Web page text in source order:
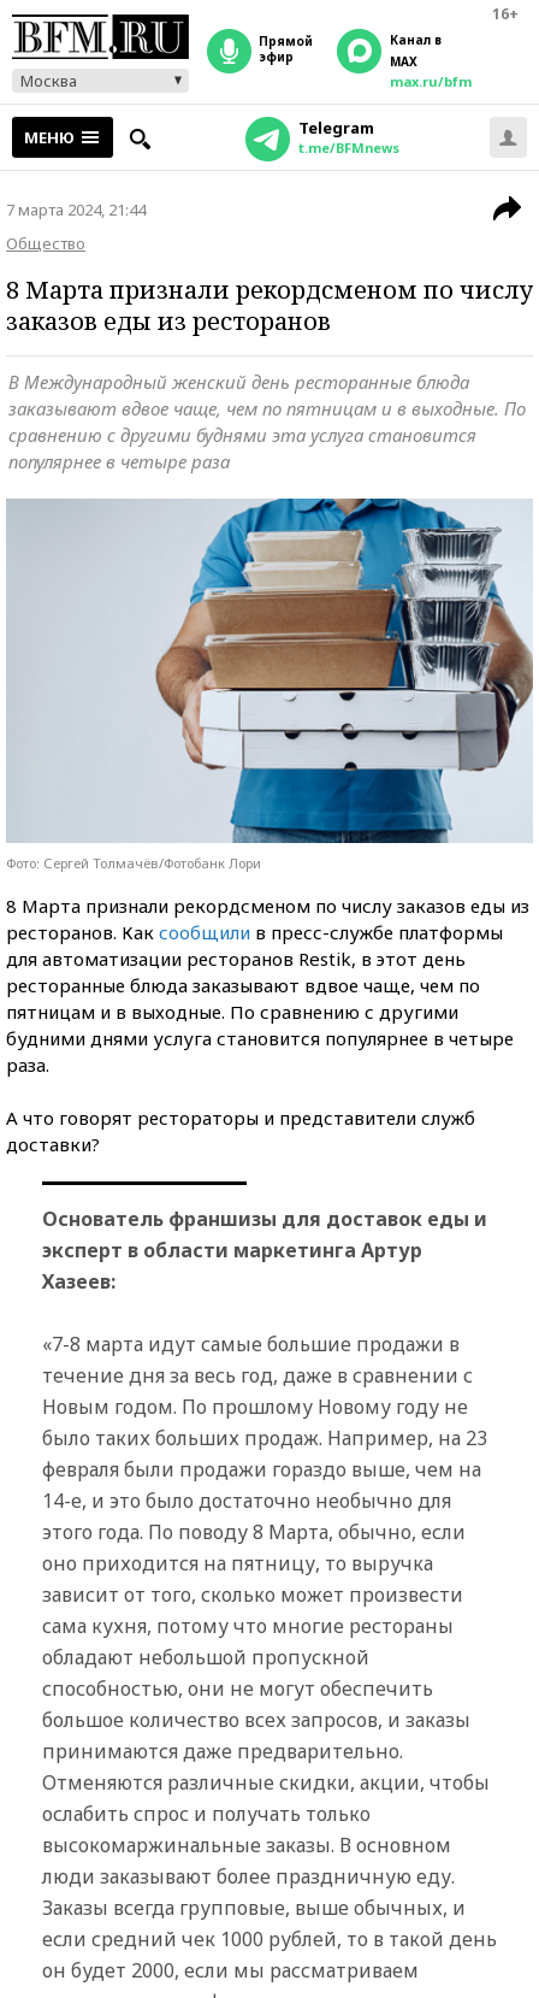
16+
Москва
прямой
эфир
Канал в
MAX
max.ru/bfm
МЕНЮ Telegram
t.me/BFMnews
7 марта 2024, 21:44
Общество
8 Марта признали рекордсменом по числу
заказов еды из ресторанов
В Международный женский день ресторанные блюда
заказывают вдвое чаще, чем по пятницам и в выходные. По
сравнению с другими буднями эта услуга становится
популярнее в четыре раза
Фото: Сергей Толмачёв/Фотобанк Лори
8 Марта признали рекордсменом по числу заказов еды из
ресторанов. Как сообщили в пресс-службе платформы
для автоматизации ресторанов Restik, в этот день
ресторанные блюда заказывают вдвое чаще, чем по
пятницам и в выходные. По сравнению с другими
будними днями услуга становится популярнее в четыре
раза.
А что говорят рестораторы и представители служб
доставки?
Основатель франшизы для доставок еды и
эксперт в области маркетинга Артур
Хазеев:
«7-8 марта идут самые большие продажи в
течение дня за весь год, даже в сравнении с
Новым годом. По прошлому Новому году не
было таких больших продаж. Например, на 23
февраля были продажи гораздо выше, чем на
14-е, и это было достаточно необычно для
этого года. По поводу 8 Марта, обычно, если
оно приходится на пятницу, то выручка
зависит от того, сколько может произвести
сама кухня, потому что многие рестораны
обладают небольшой пропускной
способностью, они не могут обеспечить
большое количество всех запросов, и заказы
принимаются даже предварительно.
Отменяются различные скидки, акции, чтобы
ослабить спрос и получать только
высокомаржинальные заказы. В основном
люди заказывают более праздничную еду.
Заказы всегда групповые, выше обычных, и
если средний чек 1000 рублей, то в такой день
он будет 2000, если мы рассматриваем